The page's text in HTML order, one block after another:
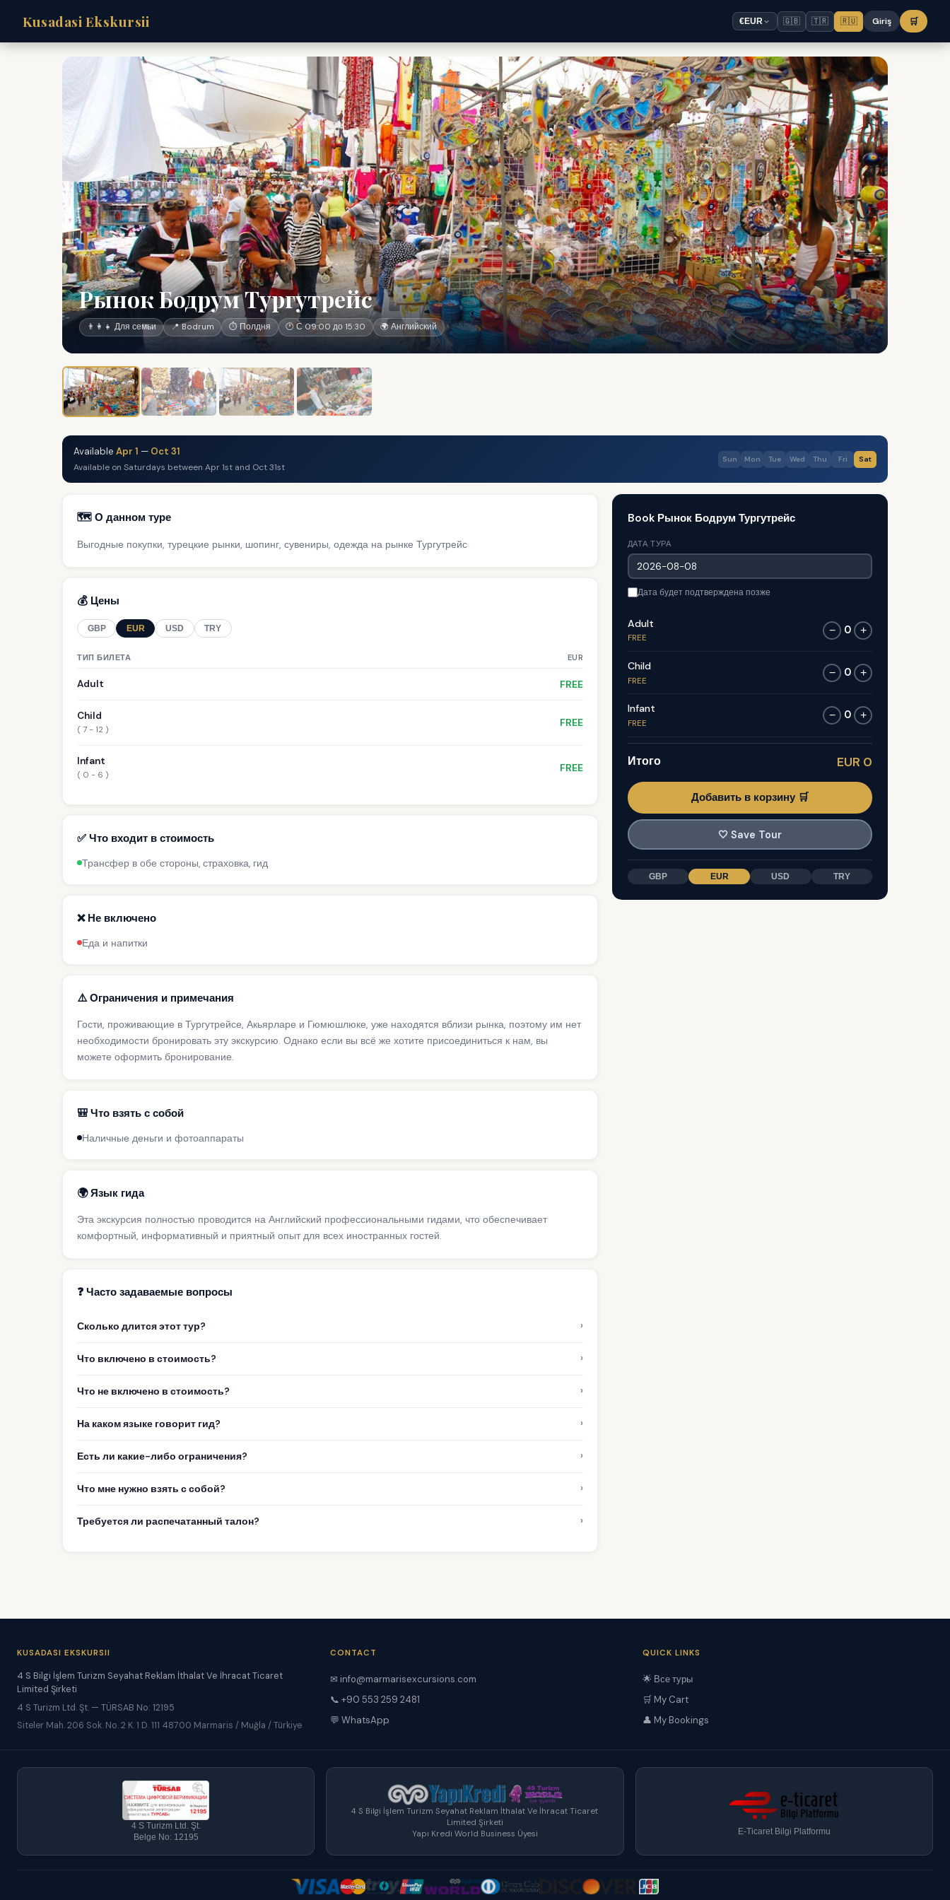
Kusadasi Ekskursii €EUR 🇬🇧 🇹🇷 🇷🇺 Giriş 🛒
Рынок Бодрум Тургутрейс
👨‍👩‍👧 Для семьи 📍 Bodrum ⏱ Полдня 🕐 С 09:00 до 15:30 🌍 Английский
Available Apr 1 — Oct 31
Available on Saturdays between Apr 1st and Oct 31st
Sun Mon Tue Wed Thu Fri Sat
🗺️ О данном туре
Выгодные покупки, турецкие рынки, шопинг, сувениры, одежда на рынке Тургутрейс
💰 Цены
GBP EUR USD TRY
ТИП БИЛЕТА EUR
Adult FREE
Child
( 7 - 12 )
FREE
Infant
( 0 - 6 )
FREE
✅ Что входит в стоимость
Трансфер в обе стороны, страховка, гид
❌ Не включено
Еда и напитки
⚠️ Ограничения и примечания
Гости, проживающие в Тургутрейсе, Акьярларе и Гюмюшлюке, уже находятся вблизи рынка, поэтому им нет
необходимости бронировать эту экскурсию. Однако если вы всё же хотите присоединиться к нам, вы
можете оформить бронирование.
🎒 Что взять с собой
Наличные деньги и фотоаппараты
🌍 Язык гида
Эта экскурсия полностью проводится на Английский профессиональными гидами, что обеспечивает
комфортный, информативный и приятный опыт для всех иностранных гостей.
❓ Часто задаваемые вопросы
Сколько длится этот тур? ›
Что включено в стоимость? ›
Что не включено в стоимость? ›
На каком языке говорит гид? ›
Есть ли какие-либо ограничения? ›
Что мне нужно взять с собой? ›
Требуется ли распечатанный талон? ›
Book Рынок Бодрум Тургутрейс
ДАТА ТУРА
Дата будет подтверждена позже
Adult
FREE
− 0 +
Child
FREE
− 0 +
Infant
FREE
− 0 +
Итого EUR 0
Добавить в корзину 🛒
🤍 Save Tour
GBP EUR USD TRY
KUSADASI EKSKURSII
4 S Bilgi İşlem Turizm Seyahat Reklam İthalat Ve İhracat Ticaret
Limited Şirketi
4 S Turizm Ltd. Şt. — TÜRSAB No: 12195
Siteler Mah. 206 Sok. No. 2 K. 1 D. 111 48700 Marmaris / Muğla / Türkiye
CONTACT
✉ info@marmarisexcursions.com
📞 +90 553 259 2481
💬 WhatsApp
QUICK LINKS
🌟 Все туры
🛒 My Cart
👤 My Bookings
4 S Turizm Ltd. Şt.
Belge No: 12195
4 S Bilgi İşlem Turizm Seyahat Reklam İthalat Ve İhracat Ticaret
Limited Şirketi
Yapı Kredi World Business Üyesi
E-Ticaret Bilgi Platformu